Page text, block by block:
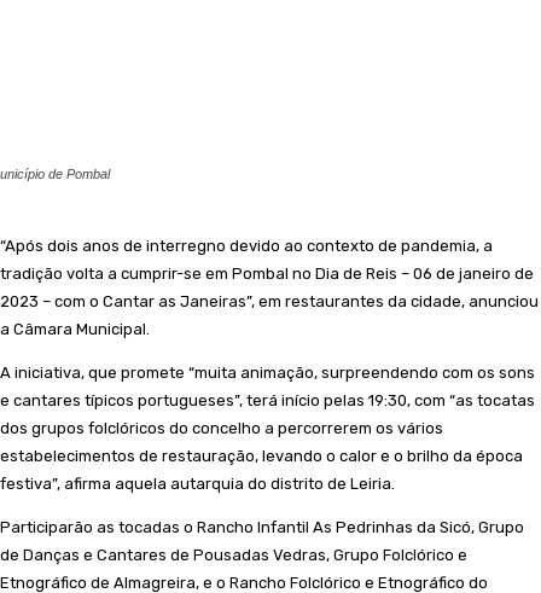
de Pombal
“Após dois anos de interregno devido ao contexto de pandemia, a
tradição volta a cumprir-se em Pombal no Dia de Reis – 06 de janeiro de
2023 – com o Cantar as Janeiras”, em restaurantes da cidade, anunciou
a Câmara Municipal.
A iniciativa, que promete “muita animação, surpreendendo com os sons
e cantares típicos portugueses”, terá início pelas 19:30, com “as tocatas
dos grupos folclóricos do concelho a percorrerem os vários
estabelecimentos de restauração, levando o calor e o brilho da época
festiva”, afirma aquela autarquia do distrito de Leiria.
Participarão as tocadas o Rancho Infantil As Pedrinhas da Sicó, Grupo
de Danças e Cantares de Pousadas Vedras, Grupo Folclórico e
Etnográfico de Almagreira, e o Rancho Folclórico e Etnográfico do